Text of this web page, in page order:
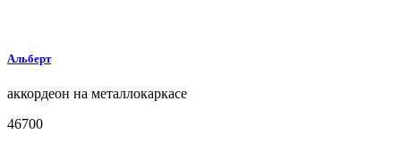
Альберт
аккордеон на металлокаркасе
46700